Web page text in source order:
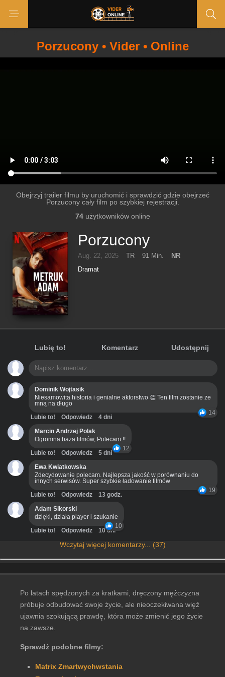
Porzucony • Vider • Online
Obejrzyj trailer filmu by uruchomić i sprawdzić gdzie obejrzeć
Porzucony cały film po szybkiej rejestracji.
74użytkowników online
Porzucony
Aug. 22, 2025 TR 91 Min.
NR
Dramat
Lubię to! Komentarz Udostępnij
Dominik Wojtasik
Niesamowita historia i genialne aktorstwo 👏 Ten film zostanie ze
mną na długo
14
Lubie to! Odpowiedz
4 dni
Marcin Andrzej Polak
Ogromna baza filmów, Polecam !!
12
Lubie to! Odpowiedz
5 dni
Ewa Kwiatkowska
Zdecydowanie polecam. Najlepsza jakość w porównaniu do
innych serwisów. Super szybkie ładowanie filmów
19
Lubie to! Odpowiedz
13 godz.
Adam Sikorski
dzięki, działa player i szukanie
10
Lubie to! Odpowiedz 10 dni
Wczytaj więcej komentarzy... (37)
Po latach spędzonych za kratkami, dręczony mężczyzna
próbuje odbudować swoje życie, ale nieoczekiwana więź
ujawnia szokującą prawdę, która może zmienić jego życie
na zawsze.
Sprawdź podobne filmy:
Matrix Zmartwychwstania